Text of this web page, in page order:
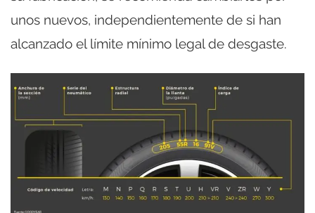
unos nuevos, independientemente de si han
alcanzado el límite mínimo legal de desgaste.